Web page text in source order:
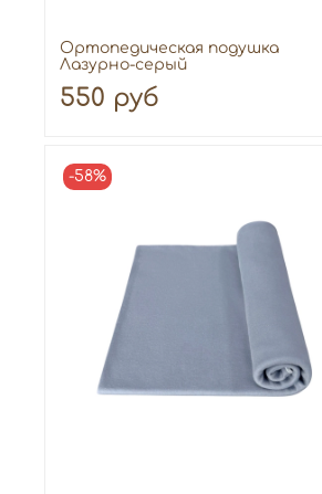
Ортопедическая подушка
Лазурно-серый
550 руб
-58%